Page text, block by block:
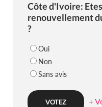
Côte d'Ivoire:
renouvellement
?
Oui
Non
Sans avis
+